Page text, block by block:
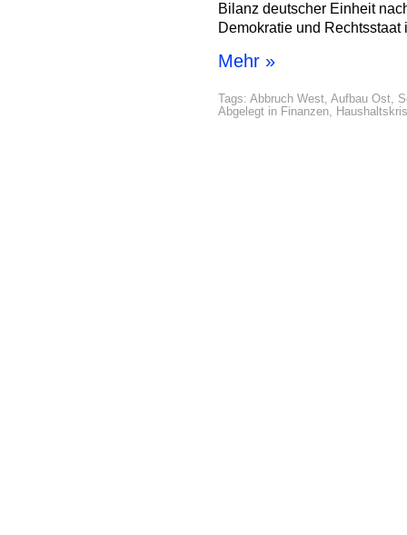
Bilanz deutscher Einheit
Demokratie und Rechtsstaat
Mehr »
Tags: Abbruch West, Aufbau Ost,
Abgelegt in Finanzen,